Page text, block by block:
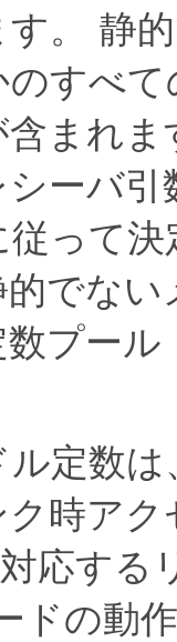
。
静
すべ
まれま
ーバ
って
でな
プー
定数
ク時ア
応する
ドの動